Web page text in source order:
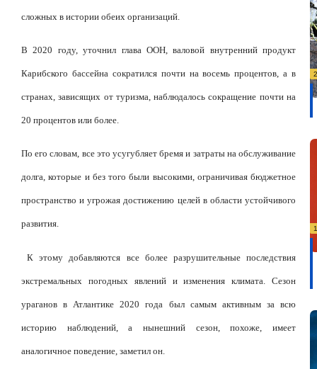
сложных в истории обеих организаций.
В 2020 году, уточнил глава ООН, валовой внутренний продукт
Карибского бассейна сократился почти на восемь процентов, а в
странах, зависящих от туризма, наблюдалось сокращение почти на
20 процентов или более.
По его словам, все это усугубляет бремя и затраты на обслуживание
долга, которые и без того были высокими, ограничивая бюджетное
пространство и угрожая достижению целей в области устойчивого
развития.
К этому добавляются все более разрушительные последствия
экстремальных погодных явлений и изменения климата. Сезон
ураганов в Атлантике 2020 года был самым активным за всю
историю наблюдений, а нынешний сезон, похоже, имеет
аналогичное поведение, заметил он.